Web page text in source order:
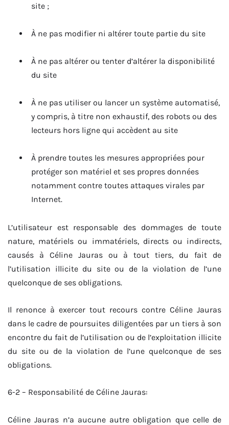
site ;
À ne pas modifier ni altérer toute partie du site
À ne pas altérer ou tenter d’altérer la disponibilité
du site
À ne pas utiliser ou lancer un système automatisé,
y compris, à titre non exhaustif, des robots ou des
lecteurs hors ligne qui accèdent au site
À prendre toutes les mesures appropriées pour
protéger son matériel et ses propres données
notamment contre toutes attaques virales par
Internet.
L’utilisateur est responsable des dommages de toute
nature, matériels ou immatériels, directs ou indirects,
causés à Céline Jauras ou à tout tiers, du fait de
l’utilisation illicite du site ou de la violation de l’une
quelconque de ses obligations.
Il renonce à exercer tout recours contre Céline Jauras
dans le cadre de poursuites diligentées par un tiers à son
encontre du fait de l’utilisation ou de l’exploitation illicite
du site ou de la violation de l’une quelconque de ses
obligations.
6-2 – Responsabilité de Céline Jauras:
Céline Jauras n’a aucune autre obligation que celle de